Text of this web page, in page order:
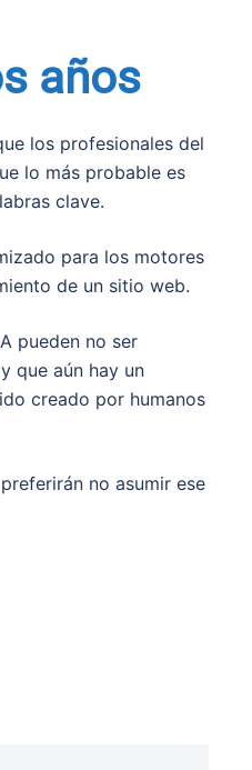
años
los profesionales del
lo más probable es
clave.
para los motores
de un sitio web.
pueden no ser
que aún hay un
creado por humanos
no asumir ese